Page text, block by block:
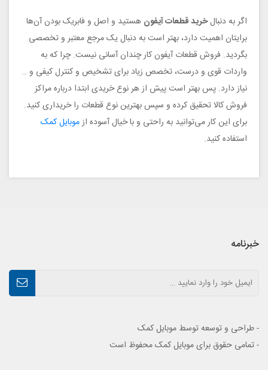
اگر به دنبالخرید قطعات آیفون هستید و اصل و فابریک بودن آن‌ها
برایتان اهمیت دارد، بهتر است به دنبال یک مرجع معتبر و تخصصی
بگردید. فروش قطعات آیفون کار چندان آسانی نیست. چرا که به
واردات قوی و درست، تخصص زیاد برای تشخیص و کنترل کیفی و …
نیاز دارد. پس بهتر است پیش از هر نوع خریدی ابتدا درباره مراکز
فروش کالا تحقیق کرده و سپس بهترین نوع قطعات را خریداری کنید.
برای این کار می‌توانید به راحتی و با خیال آسوده ازموبایل کمک
استفاده کنید.
خبرنامه
- طراحی و توسعه توسط موبایل کمک
- تمامی حقوق برای موبایل کمک محفوظ است